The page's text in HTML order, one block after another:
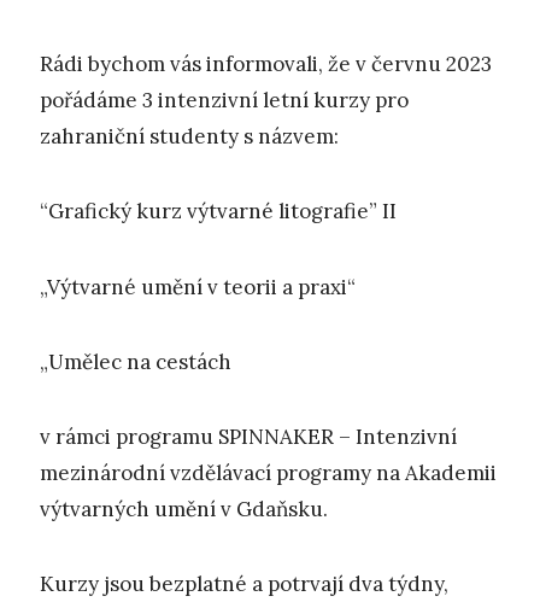
Rádi bychom vás informovali, že v červnu 2023
pořádáme 3 intenzivní letní kurzy pro
zahraniční studenty s názvem:
“Grafický kurz výtvarné litografie” II
„Výtvarné umění v teorii a praxi“
„Umělec na cestách
v rámci programu SPINNAKER – Intenzivní
mezinárodní vzdělávací programy na Akademii
výtvarných umění v Gdaňsku.
Kurzy jsou bezplatné a potrvají dva týdny,